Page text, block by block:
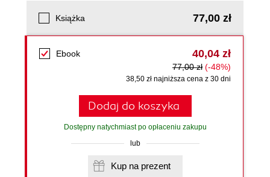
Książka 77,00 zł
Ebook 40,04 zł
77,00 zł (-48%)
38,50 zł najniższa cena z 30 dni
Dodaj do koszyka
Dostępny natychmiast po opłaceniu zakupu
lub
Kup na prezent